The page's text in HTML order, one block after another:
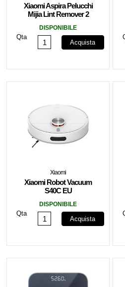
Xiaomi Aspira Pelucchi
Mijia Lint Remover 2
DISPONIBILE
Qta
Acquista
Xiaomi
Xiaomi Robot Vacuum
S40C EU
DISPONIBILE
Qta
Acquista